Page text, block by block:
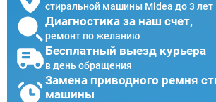
стиральной машины Midea до 3 лет
Диагностика за наш счет,
ремонт по желанию
Бесплатный выезд курьера
в день обращения
Замена приводного ремня
машины